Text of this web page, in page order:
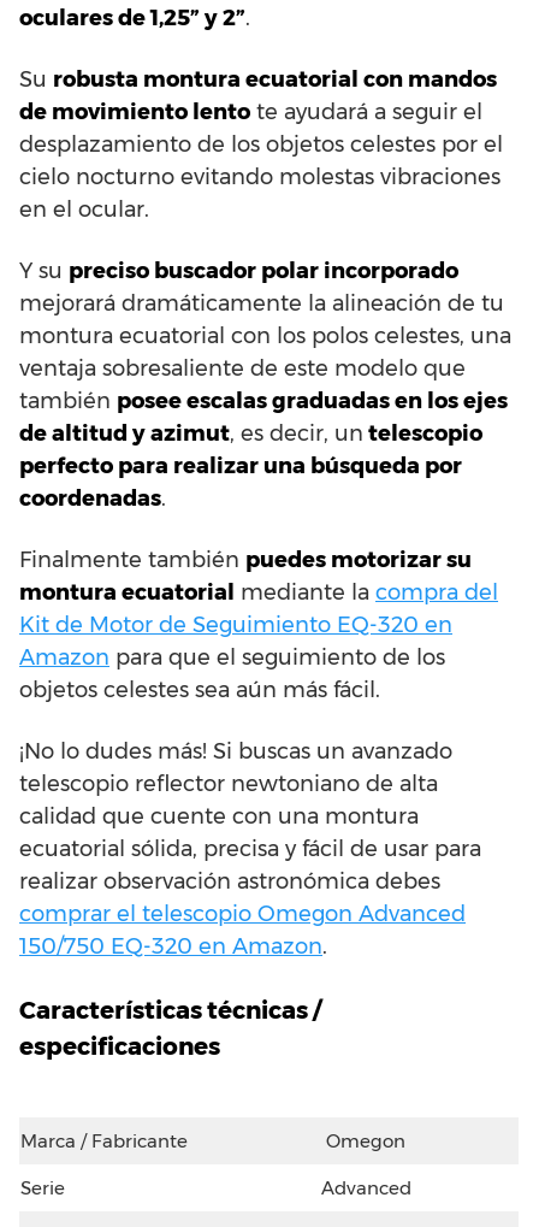
oculares de 1,25” y 2”.
Su robusta montura ecuatorial con mandos
de movimiento lento te ayudará a seguir el
desplazamiento de los objetos celestes por el
cielo nocturno evitando molestas vibraciones
en el ocular.
Y su preciso buscador polar incorporado
mejorará dramáticamente la alineación de tu
montura ecuatorial con los polos celestes, una
ventaja sobresaliente de este modelo que
también posee escalas graduadas en los ejes
de altitud y azimut, es decir, un telescopio
perfecto para realizar una búsqueda por
coordenadas.
Finalmente también puedes motorizar su
montura ecuatorial mediante la compra del
Kit de Motor de Seguimiento EQ-320 en
Amazon para que el seguimiento de los
objetos celestes sea aún más fácil.
¡No lo dudes más! Si buscas un avanzado
telescopio reflector newtoniano de alta
calidad que cuente con una montura
ecuatorial sólida, precisa y fácil de usar para
realizar observación astronómica debes
comprar el telescopio Omegon Advanced
150/750 EQ-320 en Amazon.
Características técnicas /
especificaciones
Marca / Fabricante Omegon
Serie Advanced